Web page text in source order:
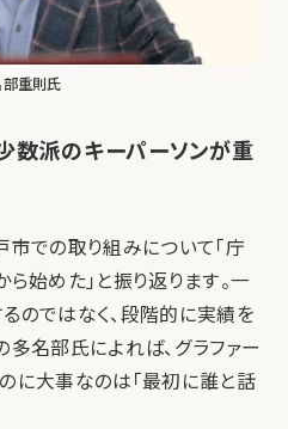
重則氏
数派のキーパーソンが重
市での取り組みについて「庁
始めた」と振り返ります。一
のではなく、段階的に実績を
多名部氏によれば、グラファー
に大事なのは「最初に誰と話